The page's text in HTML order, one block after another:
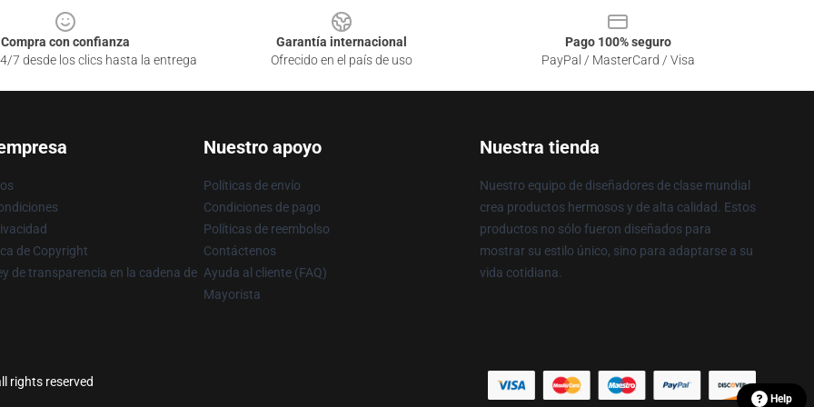
Compra con confianza
7 desde los clics hasta la entrega
Garantía internacional
Ofrecido en el país de uso
Pago 100% seguro
PayPal / MasterCard / Visa
de Copyright
de transparencia en la cadena de
Nuestro apoyo
Políticas de envío
Condiciones de pago
Políticas de reembolso
Contáctenos
Ayuda al cliente (FAQ)
Mayorista
Nuestra tienda
Nuestro equipo de diseñadores de clase mundial
crea productos hermosos y de alta calidad. Estos
productos no sólo fueron diseñados para
mostrar su estilo único, sino para adaptarse a su
vida cotidiana.
rights reserved
Help